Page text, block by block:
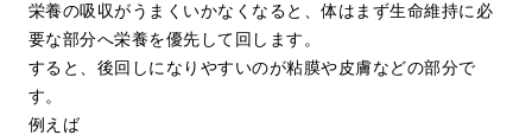
栄養の吸収がうまくいかなくなると、体はまず生命維持に必
要な部分へ栄養を優先して回します。
すると、後回しになりやすいのが粘膜や皮膚などの部分で
す。
例えば